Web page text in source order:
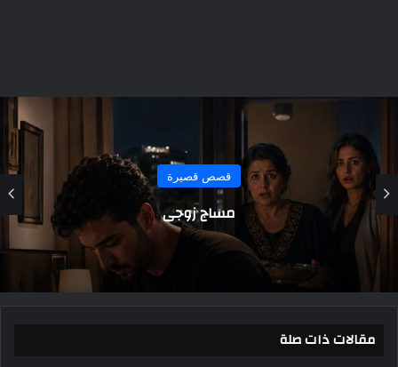
قصص قصيرة
بنت الشغاله حكايات الهواري
مقالات ذات صلة